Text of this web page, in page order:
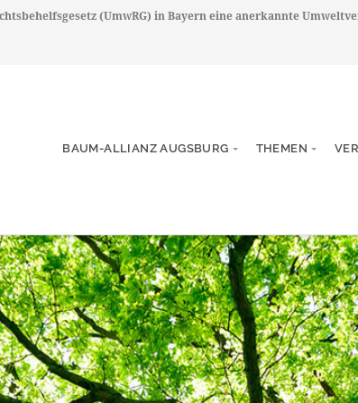
(UmwRG) in Bayern eine anerkannte
BAUM-ALLIANZ AUGSBURG THEMEN